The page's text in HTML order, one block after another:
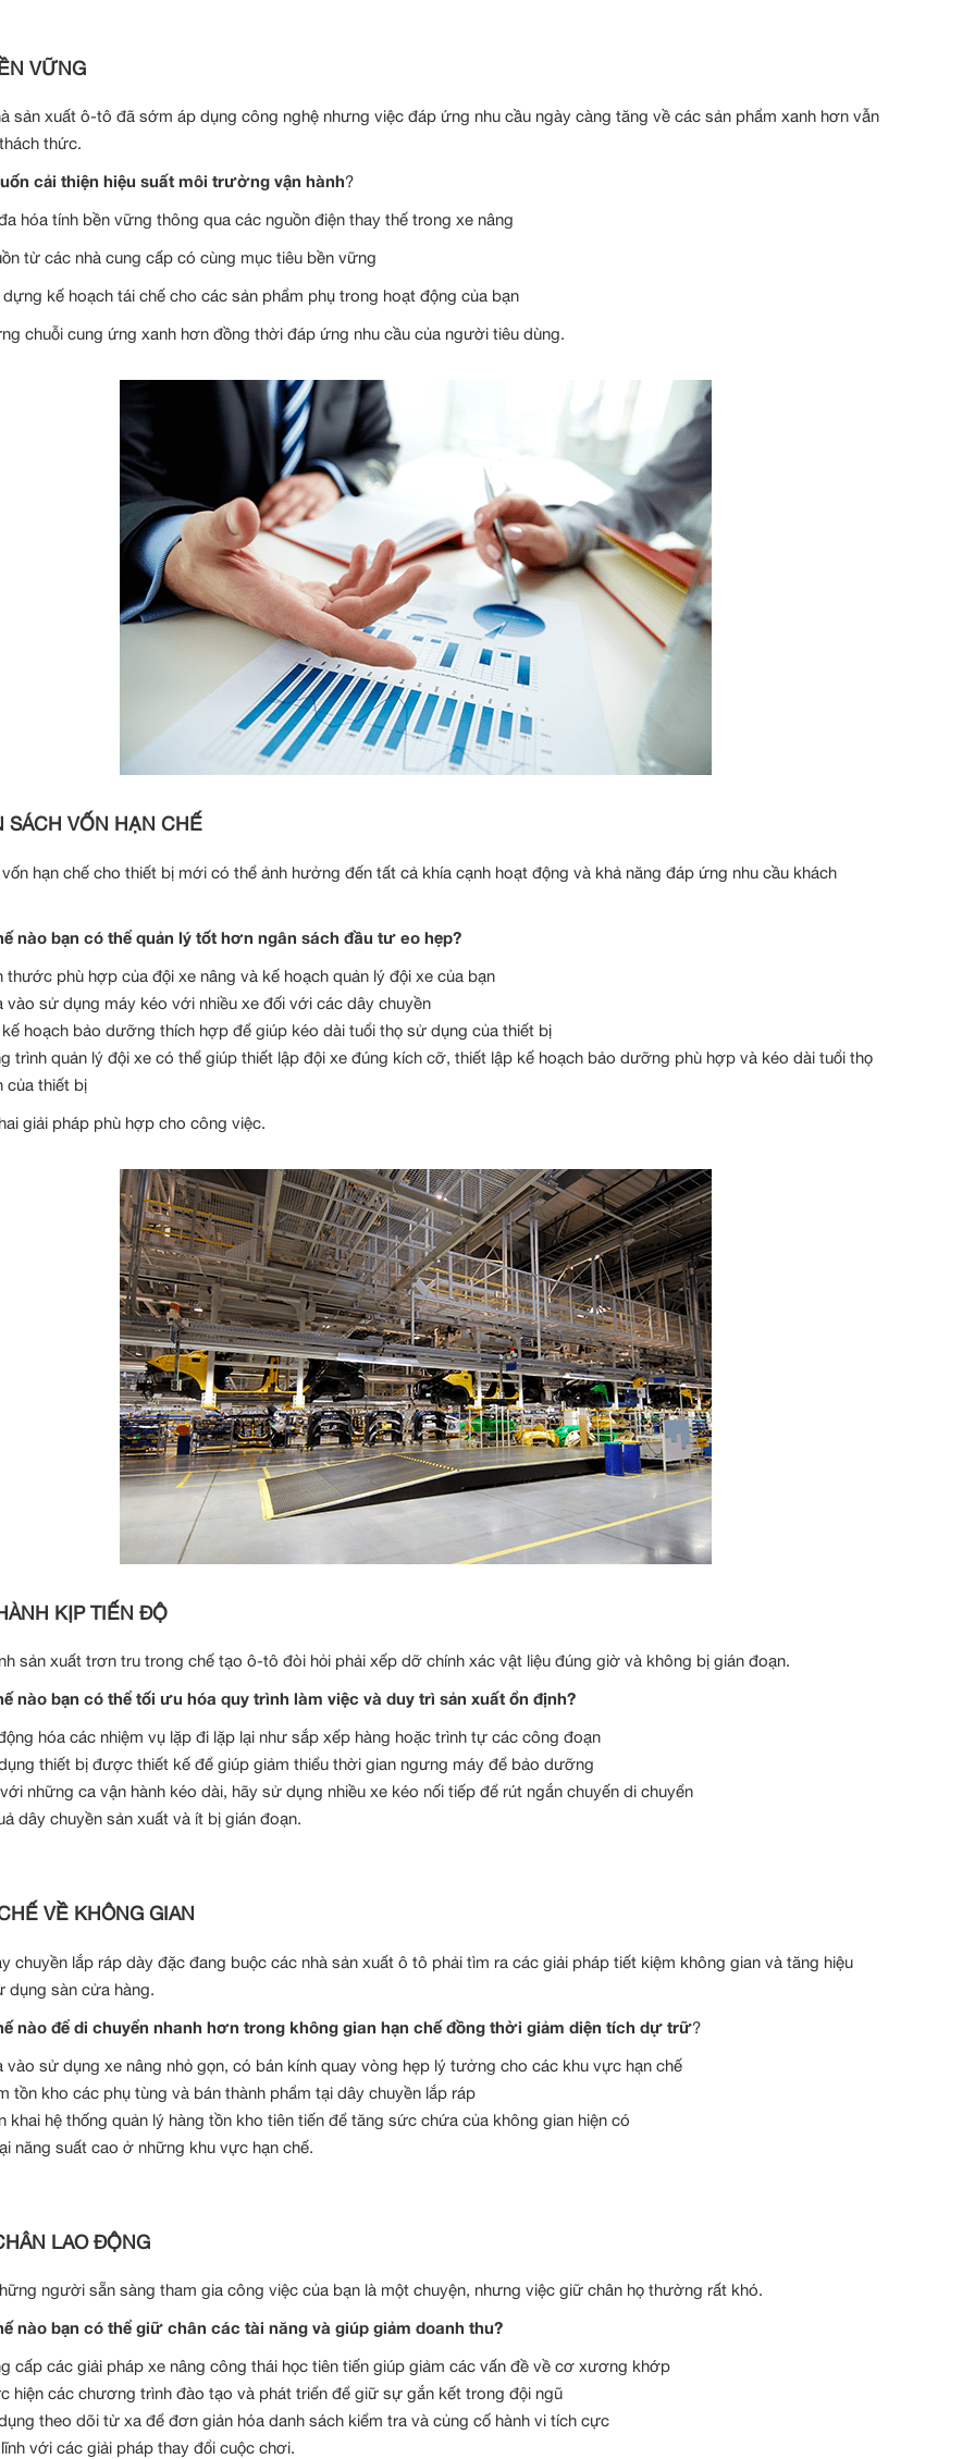
VỮNG
sản xuất ô-tô đã sớm áp dụng công nghệ nhưng việc đáp ứng nhu cầu ngày càng tăng về các sản phẩm xanh hơn vẫn
thức.
cải thiện hiệu suất môi trường vận hành?
hóa tính bền vững thông qua các nguồn điện thay thế trong xe nâng
từ các nhà cung cấp có cùng mục tiêu bền vững
dựng kế hoạch tái chế cho các sản phẩm phụ trong hoạt động của bạn
chuỗi cung ứng xanh hơn đồng thời đáp ứng nhu cầu của người tiêu dùng.
SÁCH VỐN HẠN CHẾ
hạn chế cho thiết bị mới có thể ảnh hưởng đến tất cả khía cạnh hoạt động và khả năng đáp ứng nhu cầu khách
nào bạn có thể quản lý tốt hơn ngân sách đầu tư eo hẹp?
thước phù hợp của đội xe nâng và kế hoạch quản lý đội xe của bạn
vào sử dụng máy kéo với nhiều xe đối với các dây chuyền
kế hoạch bảo dưỡng thích hợp để giúp kéo dài tuổi thọ sử dụng của thiết bị
trình quản lý đội xe có thể giúp thiết lập đội xe đúng kích cỡ, thiết lập kế hoạch bảo dưỡng phù hợp và kéo dài tuổi thọ
của thiết bị
giải pháp phù hợp cho công việc.
KỊP TIẾN ĐỘ
sản xuất trơn tru trong chế tạo ô-tô đòi hỏi phải xếp dỡ chính xác vật liệu đúng giờ và không bị gián đoạn.
nào bạn có thể tối ưu hóa quy trình làm việc và duy trì sản xuất ổn định?
hóa các nhiệm vụ lặp đi lặp lại như sắp xếp hàng hoặc trình tự các công đoạn
thiết bị được thiết kế để giúp giảm thiểu thời gian ngưng máy để bảo dưỡng
những ca vận hành kéo dài, hãy sử dụng nhiều xe kéo nối tiếp để rút ngắn chuyến di chuyển
dây chuyền sản xuất và ít bị gián đoạn.
VỀ KHÔNG GIAN
chuyền lắp ráp dày đặc đang buộc các nhà sản xuất ô tô phải tìm ra các giải pháp tiết kiệm không gian và tăng hiệu
dụng sàn cửa hàng.
nào để di chuyển nhanh hơn trong không gian hạn chế đồng thời giảm diện tích dự trữ?
vào sử dụng xe nâng nhỏ gọn, có bán kính quay vòng hẹp lý tưởng cho các khu vực hạn chế
tồn kho các phụ tùng và bán thành phẩm tại dây chuyền lắp ráp
khai hệ thống quản lý hàng tồn kho tiên tiến để tăng sức chứa của không gian hiện có
năng suất cao ở những khu vực hạn chế.
LAO ĐỘNG
người sẵn sàng tham gia công việc của bạn là một chuyện, nhưng việc giữ chân họ thường rất khó.
nào bạn có thể giữ chân các tài năng và giúp giảm doanh thu?
cấp các giải pháp xe nâng công thái học tiên tiến giúp giảm các vấn đề về cơ xương khớp
hiện các chương trình đào tạo và phát triển để giữ sự gắn kết trong đội ngũ
theo dõi từ xa để đơn giản hóa danh sách kiểm tra và củng cố hành vi tích cực
với các giải pháp thay đổi cuộc chơi.